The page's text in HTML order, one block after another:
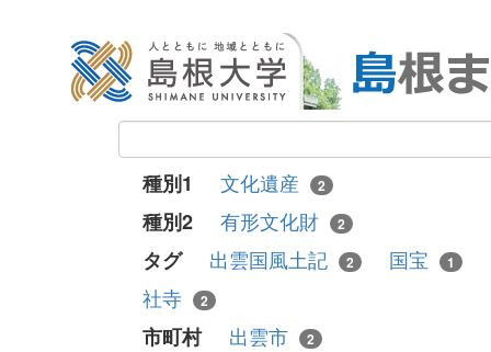
種別1 文化遺産 2
種別2 有形文化財 2
タグ 出雲国風土記 2 国宝 1
社寺
2
市町村 出雲市 2